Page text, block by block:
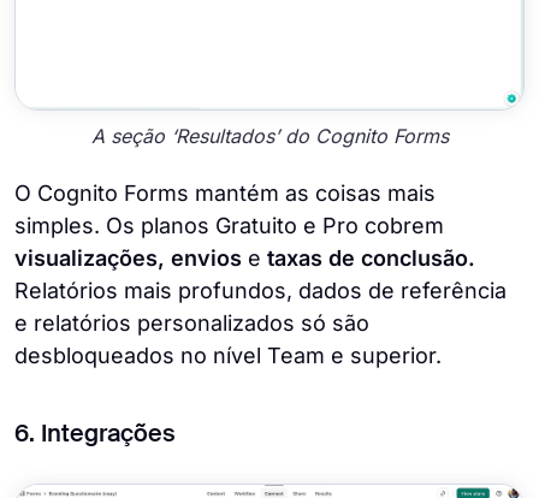
A seção ‘Resultados’ do Cognito Forms
O Cognito Forms mantém as coisas mais
simples. Os planos Gratuito e Pro cobrem
visualizações, envios e taxas de conclusão.
Relatórios mais profundos, dados de referência
e relatórios personalizados só são
desbloqueados no nível Team e superior.
6. Integrações